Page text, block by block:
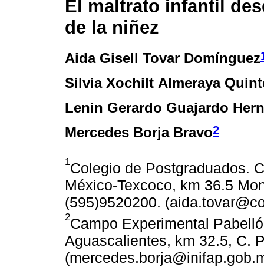
El maltrato infantil
de la niñez
Aida Gisell Tovar Domínguez
Silvia Xochilt Almeraya
Lenin Gerardo Guajardo
Mercedes Borja Bravo2
1Colegio de Postgraduados.
México-Texcoco, km 36.5
(595)9520200.
2Campo Experimental
Aguascalientes, km 32.5, C.